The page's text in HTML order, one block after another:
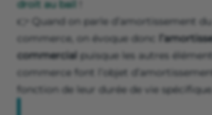
droit au bail
👉 Quand on parle d’amortissement
commerce, on évoque donc
commercial puisque les autres
commerce font l’objet
fonction de leur durée de vie spécifique.